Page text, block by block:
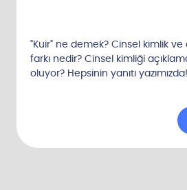
"Kuir" ne demek? Cinsel kimlik
farkı nedir? Cinsel kimliği
oluyor? Hepsinin yanıtı yazımızda!